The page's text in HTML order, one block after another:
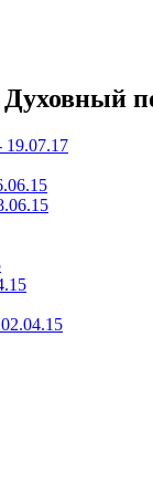
Духовный
19.07.17